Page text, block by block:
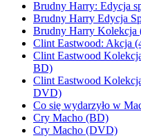
Brudny Harry: Edycja
Brudny Harry Edycja
Brudny Harry
Clint Eastwood: Akcja
Clint Eastwood
BD)
Clint Eastwood
DVD)
Co się wydarzyło w
Cry Macho (BD)
Cry Macho (DVD)